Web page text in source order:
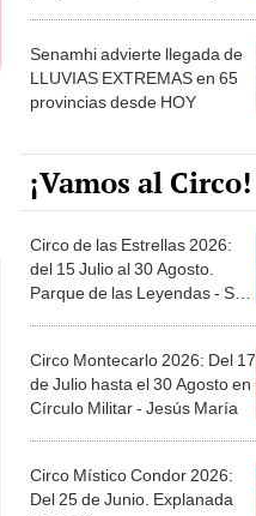
Senamhi advierte llegada de
LLUVIAS EXTREMAS en 65
provincias desde HOY
¡Vamos al Circo!
Circo de las Estrellas 2026:
del 15 Julio al 30 Agosto.
Parque de las Leyendas - San
Circo Montecarlo 2026: Del 17
de Julio hasta el 30 Agosto en
Círculo Militar - Jesús María
Circo Místico Condor 2026:
Del 25 de Junio. Explanada